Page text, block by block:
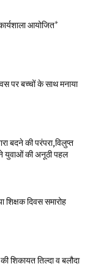
आयोजित*
पर बच्चों के साथ मनाया
बदने की परंपरा,विलुप्त
युवाओं की अनूठी पहल
दिवस समारोह
शिकायत तिल्दा व बलौदा